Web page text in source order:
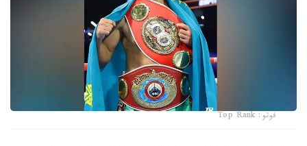
فوتو: Top Rank